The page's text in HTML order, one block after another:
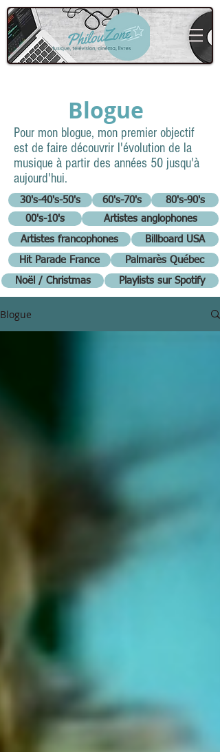
Blogue
30's-40's-50's 60's-70's 80's-90's
Pour mon blogue, mon premier objectif
est de faire découvrir l'évolution de la
musique à partir des années 50 jusqu'à
aujourd'hui.
00's-10's
Artistes anglophones
Artistes francophones
Billboard USA
Hit Parade France
Palmarès Québec
Noël / Christmas
Playlists sur Spotify
Blogue